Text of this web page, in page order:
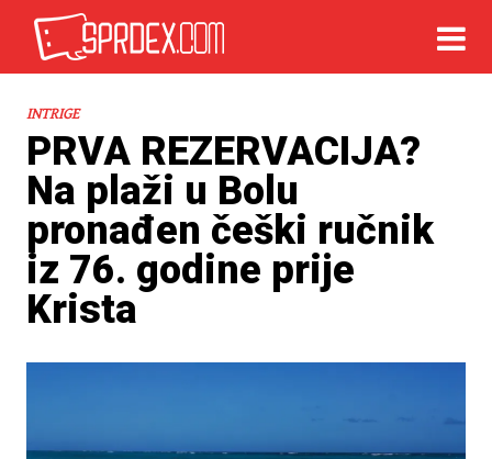
INTRIGE
PRVA REZERVACIJA?
Na plaži u Bolu
pronađen češki ručnik
iz 76. godine prije
Krista